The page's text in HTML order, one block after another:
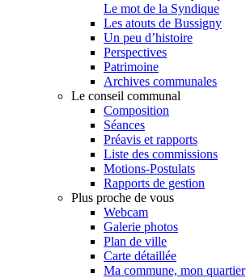
Le mot de la Syndique
Les atouts de Bussigny
Un peu d’histoire
Perspectives
Patrimoine
Archives communales
Le conseil communal
Composition
Séances
Préavis et rapports
Liste des commissions
Motions-Postulats
Rapports de gestion
Plus proche de vous
Webcam
Galerie photos
Plan de ville
Carte détaillée
Ma commune, mon quartier